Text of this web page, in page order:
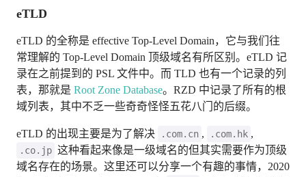
eTLD
eTLD 的全称是 effective Top-Level Domain，它与我们往
常理解的 Top-Level Domain 顶级域名有所区别。eTLD 记
录在之前提到的 PSL 文件中。而 TLD 也有一个记录的列
表，那就是 Root Zone Database。RZD 中记录了所有的根
域列表，其中不乏一些奇奇怪怪五花八门的后缀。
eTLD 的出现主要是为了解决 .com.cn , .com.hk ,
.co.jp 这种看起来像是一级域名的但其实需要作为顶级
域名存在的场景。这里还可以分享一个有趣的事情，2020